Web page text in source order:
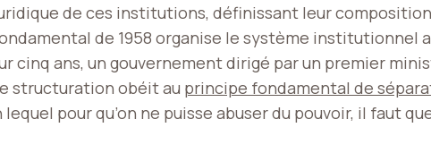
de ces institutions, définissant leur
de 1958 organise le système institutionnel
cinq ans, un gouvernement dirigé par un premier
structuration obéit au principe fondamental de
lequel pour qu’on ne puisse abuser du pouvoir, il faut